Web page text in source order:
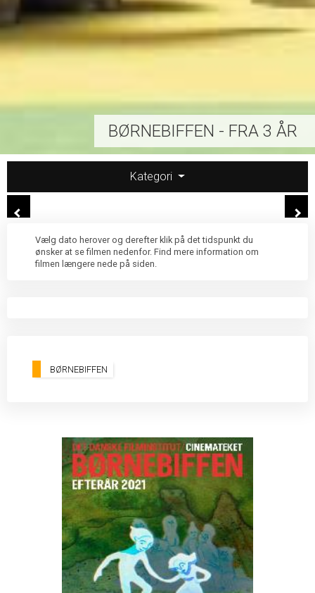
BØRNEBIFFEN - FRA 3 ÅR
Kategori
Vælg dato herover og derefter klik på det tidspunkt du
ønsker at se filmen nedenfor. Find mere information om
filmen længere nede på siden.
BØRNEBIFFEN